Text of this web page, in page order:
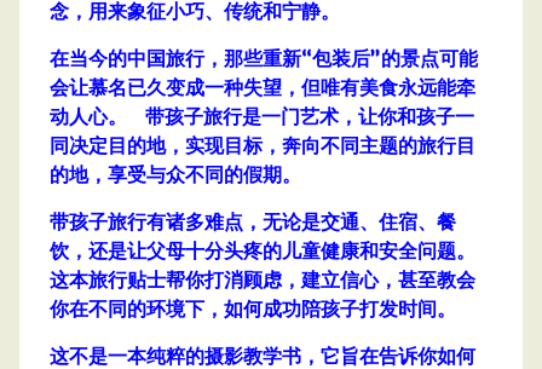
念，用来象征小巧、传统和宁静。
在当今的中国旅行，那些重新“包装后”的景点可能
会让慕名已久变成一种失望，但唯有美食永远能牵
动人心。 带孩子旅行是一门艺术，让你和孩子一
同决定目的地，实现目标，奔向不同主题的旅行目
的地，享受与众不同的假期。
带孩子旅行有诸多难点，无论是交通、住宿、餐
饮，还是让父母十分头疼的儿童健康和安全问题。
这本旅行贴士帮你打消顾虑，建立信心，甚至教会
你在不同的环境下，如何成功陪孩子打发时间。
这不是一本纯粹的摄影教学书，它旨在告诉你如何